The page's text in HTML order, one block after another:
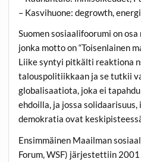
– Kasvihuone: degrowth,
Suomen sosiaalifoorumi on
jonka motto on “Toisenlainen
Liike syntyi pitkälti reaktiona
talouspolitiikkaan ja se tutkii
globalisaatiota, joka ei
ehdoilla, ja jossa
demokratia ovat
Ensimmäinen Maailman
Forum, WSF) järjestettiin 2001